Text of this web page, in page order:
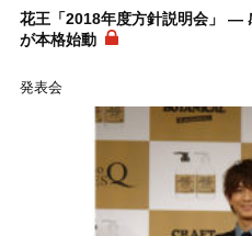
花王「2018年度方針説明会」 ―
が本格始動
発表会